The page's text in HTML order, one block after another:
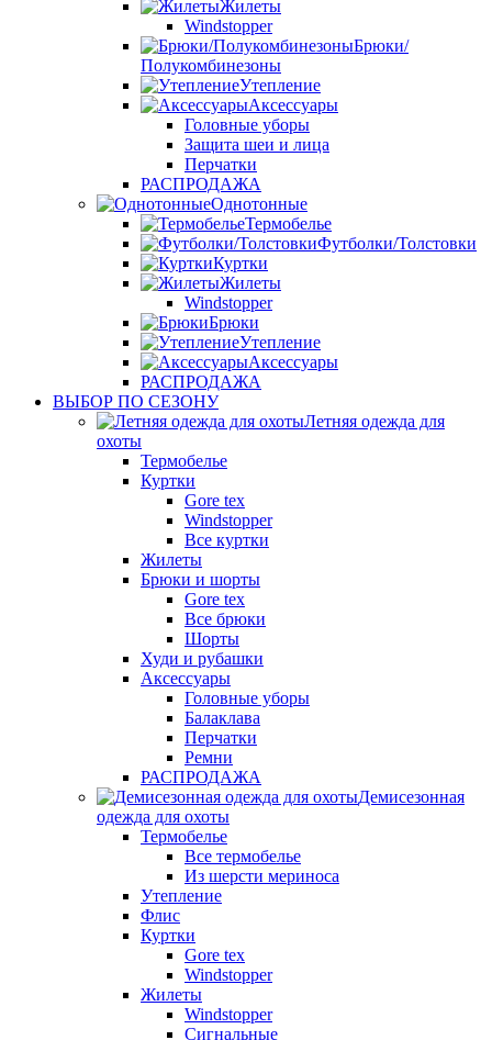
Жилеты
Windstopper
Брюки/
Полукомбинезоны
Утепление
Аксессуары
Головные уборы
Защита шеи и лица
Перчатки
РАСПРОДАЖА
Однотонные
Термобелье
Футболки/Толстовки
Куртки
Жилеты
Windstopper
Брюки
Утепление
Аксессуары
РАСПРОДАЖА
ВЫБОР ПО СЕЗОНУ
Летняя одежда для
охоты
Термобелье
Куртки
Gore tex
Windstopper
Все куртки
Жилеты
Брюки и шорты
Gore tex
Все брюки
Шорты
Худи и рубашки
Аксессуары
Головные уборы
Балаклава
Перчатки
Ремни
РАСПРОДАЖА
Демисезонная
одежда для охоты
Термобелье
Все термобелье
Из шерсти мериноса
Утепление
Флис
Куртки
Gore tex
Windstopper
Жилеты
Windstopper
Сигнальные